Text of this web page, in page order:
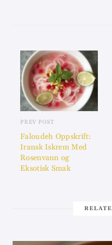
PREV POST
Faloudeh Oppskrift:
Iransk Iskrem Med
Rosenvann og
Eksotisk Smak